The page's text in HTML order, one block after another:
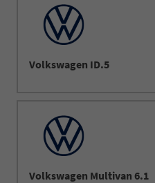
Volkswagen ID.5
Volkswagen Multivan 6.1